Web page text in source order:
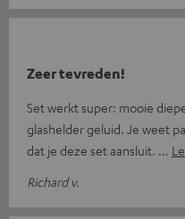
Zeer tevreden!
Set werkt super: mooie
glashelder geluid. Je weet
dat je deze set aansluit.
Richard v.